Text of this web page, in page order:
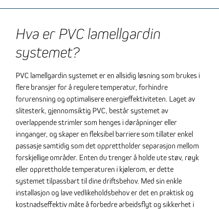
Hva er PVC lamellgardin
systemet?
PVC lamellgardin systemet er en allsidig løsning som brukes i
flere bransjer for å regulere temperatur, forhindre
forurensning og optimalisere energieffektiviteten. Laget av
slitesterk, gjennomsiktig PVC, består systemet av
overlappende strimler som henges i døråpninger eller
innganger, og skaper en fleksibel barriere som tillater enkel
passasje samtidig som det opprettholder separasjon mellom
forskjellige områder. Enten du trenger å holde ute støv, røyk
eller opprettholde temperaturen i kjølerom, er dette
systemet tilpassbart til dine driftsbehov. Med sin enkle
installasjon og lave vedlikeholdsbehov er det en praktisk og
kostnadseffektiv måte å forbedre arbeidsflyt og sikkerhet i